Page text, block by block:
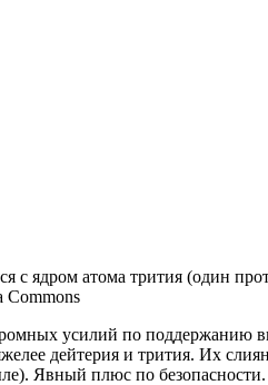
с ядром атома трития (один
Commons
усилий по поддержанию
дейтерия и трития. Их
Явный плюс по